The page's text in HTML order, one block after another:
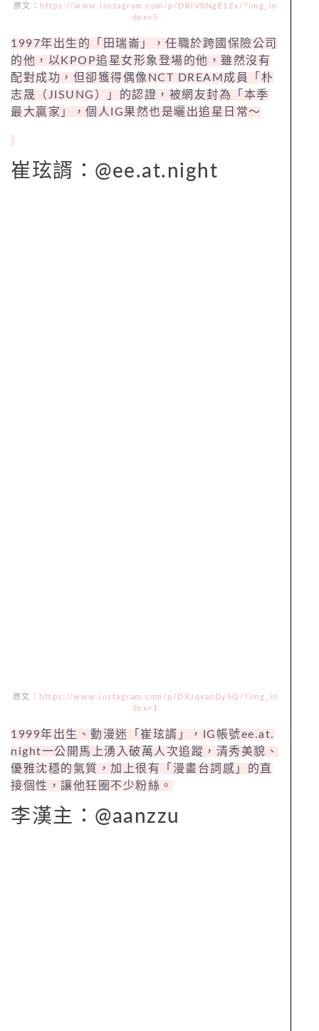
原文：
https://www.instagram.com/p/DRlV0NgE1Zx/?img_in
dex=5
1997年出生的「田瑞崙」，任職於跨國保險公司
的他，以KPOP追星女形象登場的他，雖然沒有
配對成功，但卻獲得偶像NCT DREAM成員「朴
志晟（JISUNG）」的認證，被網友封為「本季
最大贏家」，個人IG果然也是曬出追星日常～
崔玹諝：@ee.at.night
原文：
https://www.instagram.com/p/DXJqxanDySQ/?img_in
dex=1
1999年出生、動漫迷「崔玹諝」，IG帳號ee.at.
night一公開馬上湧入破萬人次追蹤，清秀美貌、
優雅沈穩的氣質，加上很有「漫畫台詞感」的直
接個性，讓他狂圈不少粉絲。
李漢主：@aanzzu